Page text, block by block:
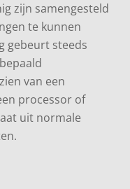
zijn samengesteld
te kunnen
gebeurt steeds
van een
processor of
uit normale